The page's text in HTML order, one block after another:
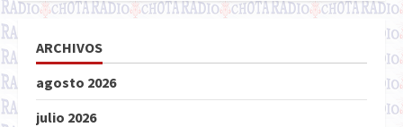
ARCHIVOS
agosto 2026
julio 2026